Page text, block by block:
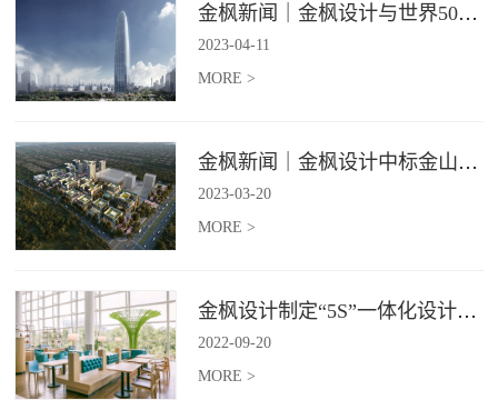
金枫新闻｜金枫设计与世界500强—索迪斯集团合作，携手打造广州星河湾中心美食广场
2023-04-11
MORE >
金枫新闻｜金枫设计中标金山集团餐饮楼设计项目，打造科学与艺术相结合的就餐空间
2023-03-20
MORE >
金枫设计制定“5S”一体化设计标准，让商业全案设计导入团餐空间规划
2022-09-20
MORE >